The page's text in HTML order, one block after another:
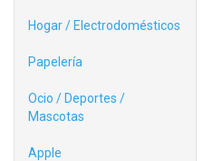
Hogar / Electrodomésticos
Papelería
Ocio / Deportes /
Mascotas
Apple